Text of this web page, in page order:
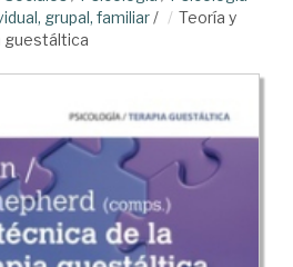
grupal, familiar/
Teoría y
guestáltica